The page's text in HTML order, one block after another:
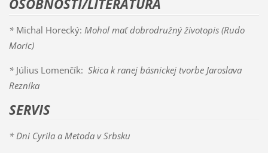
OSOBNOSTI/LITERATÚRA
* Michal Horecký: Mohol mať dobrodružný životopis (Rudo
Moric)
* Július Lomenčík: Skica k ranej básnickej tvorbe Jaroslava
Rezníka
SERVIS
* Dni Cyrila a Metoda v Srbsku